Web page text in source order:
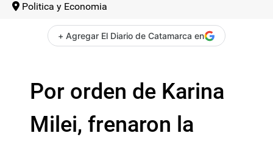
Politica y Economia
+ Agregar El Diario de Catamarca en
Por orden de Karina
Milei, frenaron la